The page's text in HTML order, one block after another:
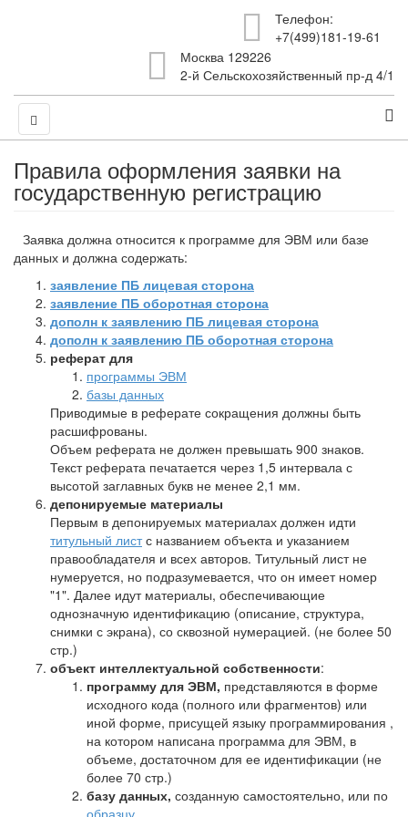
Телефон:
+7(499)181-19-61
Москва 129226
2-й Сельскохозяйственный пр-д 4/1
Правила оформления заявки на
государственную регистрацию
Заявка должна относится к программе для ЭВМ или базе
данных и должна содержать:
заявление ПБ лицевая сторона
заявление ПБ оборотная сторона
дополн к заявлению ПБ лицевая сторона
дополн к заявлению ПБ оборотная сторона
реферат для
программы ЭВМ
базы данных
Приводимые в реферате сокращения должны быть
расшифрованы.
Объем реферата не должен превышать 900 знаков.
Текст реферата печатается через 1,5 интервала с
высотой заглавных букв не менее 2,1 мм.
депонируемые материалы
Первым в депонируемых материалах должен идти
титульный листс названием объекта и указанием
правообладателя и всех авторов. Титульный лист не
нумеруется, но подразумевается, что он имеет номер
"1". Далее идут материалы, обеспечивающие
однозначную идентификацию (описание, структура,
снимки с экрана), со сквозной нумерацией. (не более 50
стр.)
объект интеллектуальной собственности:
программу для ЭВМ, представляются в форме
исходного кода (полного или фрагментов) или
иной форме, присущей языку программирования ,
на котором написана программа для ЭВМ, в
объеме, достаточном для ее идентификации (не
более 70 стр.)
базу данных, созданную самостоятельно, или по
образцу